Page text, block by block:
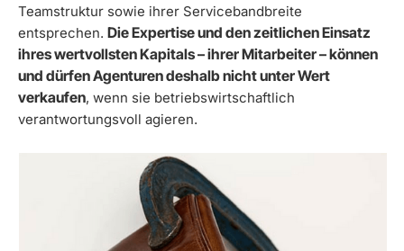
Teamstruktur sowie ihrer Servicebandbreite
entsprechen. Die Expertise und den zeitlichen Einsatz
ihres wertvollsten Kapitals – ihrer Mitarbeiter – können
und dürfen Agenturen deshalb nicht unter Wert
verkaufen, wenn sie betriebswirtschaftlich
verantwortungsvoll agieren.